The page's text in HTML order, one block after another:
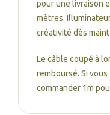
pour une livraison
mètres.
créativité dès
Le câble coupé à
remboursé. Si
commander 1m